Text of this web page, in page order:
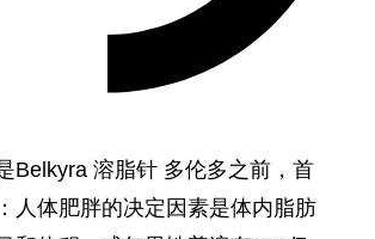
Belkyra 溶脂针 多伦多之前，首
人体肥胖的决定因素是体内脂肪